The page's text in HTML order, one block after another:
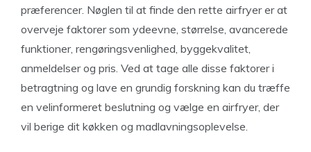
præferencer. Nøglen til at finde den rette airfryer er at
overveje faktorer som ydeevne, størrelse, avancerede
funktioner, rengøringsvenlighed, byggekvalitet,
anmeldelser og pris. Ved at tage alle disse faktorer i
betragtning og lave en grundig forskning kan du træffe
en velinformeret beslutning og vælge en airfryer, der
vil berige dit køkken og madlavningsoplevelse.